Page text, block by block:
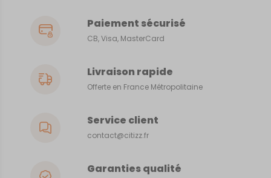
Paiement sécurisé
CB, Visa, MasterCard
Livraison rapide
Offerte en France Métropolitaine
Service client
contact@citizz.fr
Garanties qualité